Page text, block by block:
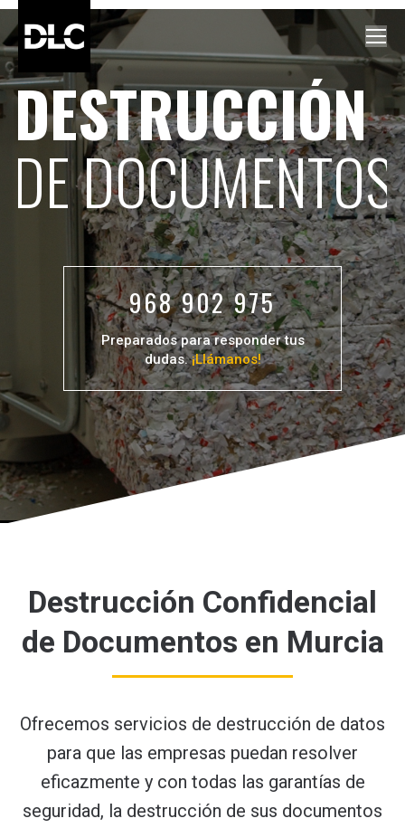
DESTRUCCIÓN
DE DOCUMENTOS
Preparados para responder tus
dudas.¡Llámanos!
968 902 975
Destrucción Confidencial
de Documentos en Murcia
Ofrecemos servicios de destrucción de datos
para que las empresas puedan resolver
eficazmente y con todas las garantías de
seguridad, la destrucción de sus documentos